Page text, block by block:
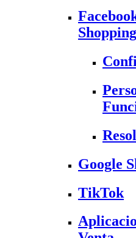
Shopping
Google
TikTok